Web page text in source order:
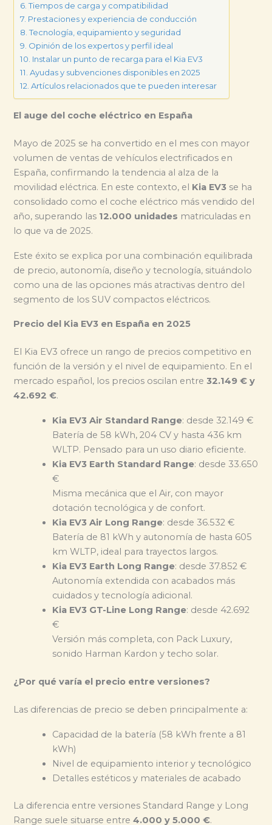
Tiempos de carga y compatibilidad
Prestaciones y experiencia de conducción
Tecnología, equipamiento y seguridad
Opinión de los expertos y perfil ideal
Instalar un punto de recarga para el Kia EV3
Ayudas y subvenciones disponibles en 2025
Artículos relacionados que te pueden interesar
El auge del coche eléctrico en España
Mayo de 2025 se ha convertido en el mes con mayor
volumen de ventas de vehículos electrificados en
España, confirmando la tendencia al alza de la
movilidad eléctrica. En este contexto, el Kia EV3 se ha
consolidado como el coche eléctrico más vendido del
año, superando las 12.000 unidades matriculadas en
lo que va de 2025.
Este éxito se explica por una combinación equilibrada
de precio, autonomía, diseño y tecnología, situándolo
como una de las opciones más atractivas dentro del
segmento de los SUV compactos eléctricos.
Precio del Kia EV3 en España en 2025
El Kia EV3 ofrece un rango de precios competitivo en
función de la versión y el nivel de equipamiento. En el
mercado español, los precios oscilan entre32.149 € y
42.692 €.
Kia EV3 Air Standard Range: desde 32.149 €
Batería de 58 kWh, 204 CV y hasta 436 km
WLTP. Pensado para un uso diario eficiente.
Kia EV3 Earth Standard Range: desde 33.650
€
Misma mecánica que el Air, con mayor
dotación tecnológica y de confort.
Kia EV3 Air Long Range: desde 36.532 €
Batería de 81 kWh y autonomía de hasta 605
km WLTP, ideal para trayectos largos.
Kia EV3 Earth Long Range: desde 37.852 €
Autonomía extendida con acabados más
cuidados y tecnología adicional.
Kia EV3 GT-Line Long Range: desde 42.692
€
Versión más completa, con Pack Luxury,
sonido Harman Kardon y techo solar.
¿Por qué varía el precio entre versiones?
Las diferencias de precio se deben principalmente a:
Capacidad de la batería (58 kWh frente a 81
kWh)
Nivel de equipamiento interior y tecnológico
Detalles estéticos y materiales de acabado
La diferencia entre versiones Standard Range y Long
Range suele situarse entre4.000 y 5.000 €.